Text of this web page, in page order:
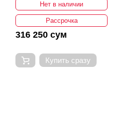
Нет в наличии
Рассрочка
316 250 сум
Купить сразу